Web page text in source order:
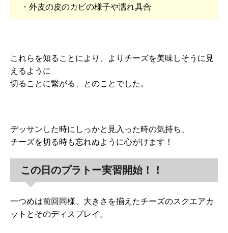
・外皮の皮のカビの様子や濡れ具合
これらを知ることにより、よりチーズを美味しそうに見
えるように
切ることに繋がる、とのことでした。
デッサンした時にしっかと見入った時の気持ち、
チーズを切る時も忘れぬように心がけます！
この日のプラトー実習開始！！
一つめは前回同様、大きさを揃えたチーズのスクエアカ
ットとそのディスプレイ。